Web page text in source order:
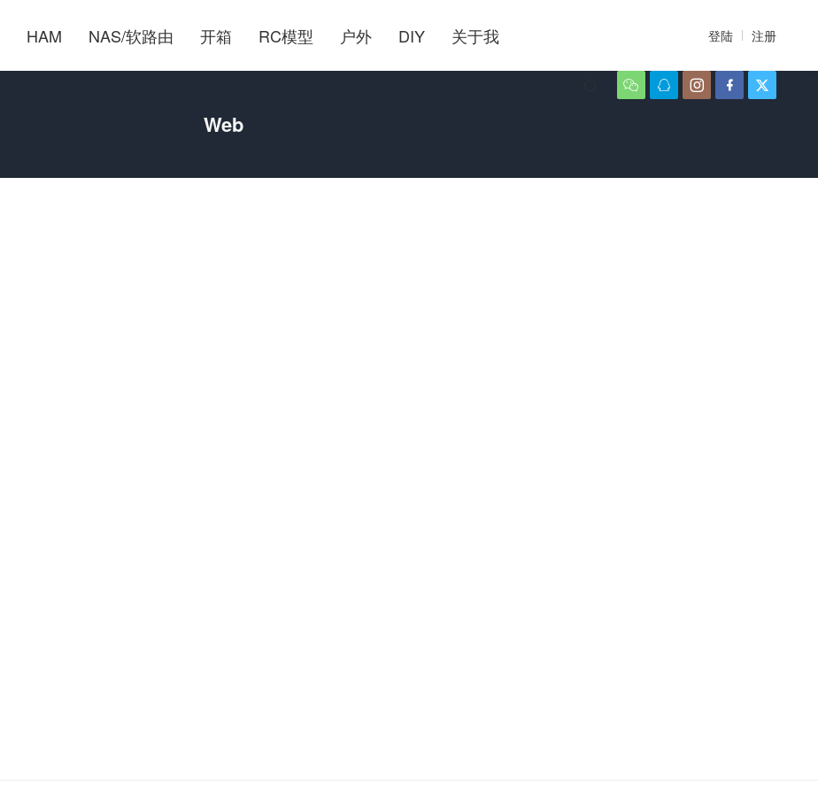
HAM NAS/软路由 开箱 RC模型 户外 DIY 关于我 登陆 注册
    
Web